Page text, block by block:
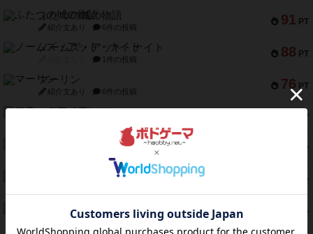
91 PT
ふたつの城の物語
紹介文あり 6件の投稿
88 PT
ノームズ・アット・ナイト
1件の投稿
76 PT
マーリン
紹介文あり 6件の投稿
PT
フラットアイアン
PT
トランスオリエント・エクスプレス
PT
アンブッシュ！：ムーブアウト！
PT
キャプテン・フリップ：イスラ・ボンバ
紹介文なし 2件の投稿